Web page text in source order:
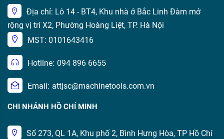
Địa chỉ: Lô 14 - BT4, Khu nhà ở Bắc Linh Đàm mở
rộng vị trí X2, Phường Hoàng Liệt, TP. Hà Nội
MST: 0101643416
Hotline: 094 896 6655
Email: attjsc@machinetools.com.vn
CHI NHÁNH HỒ CHÍ MINH
Số 273, QL 1A, Khu phố 2, Bình Hưng Hòa, TP Hồ Chí